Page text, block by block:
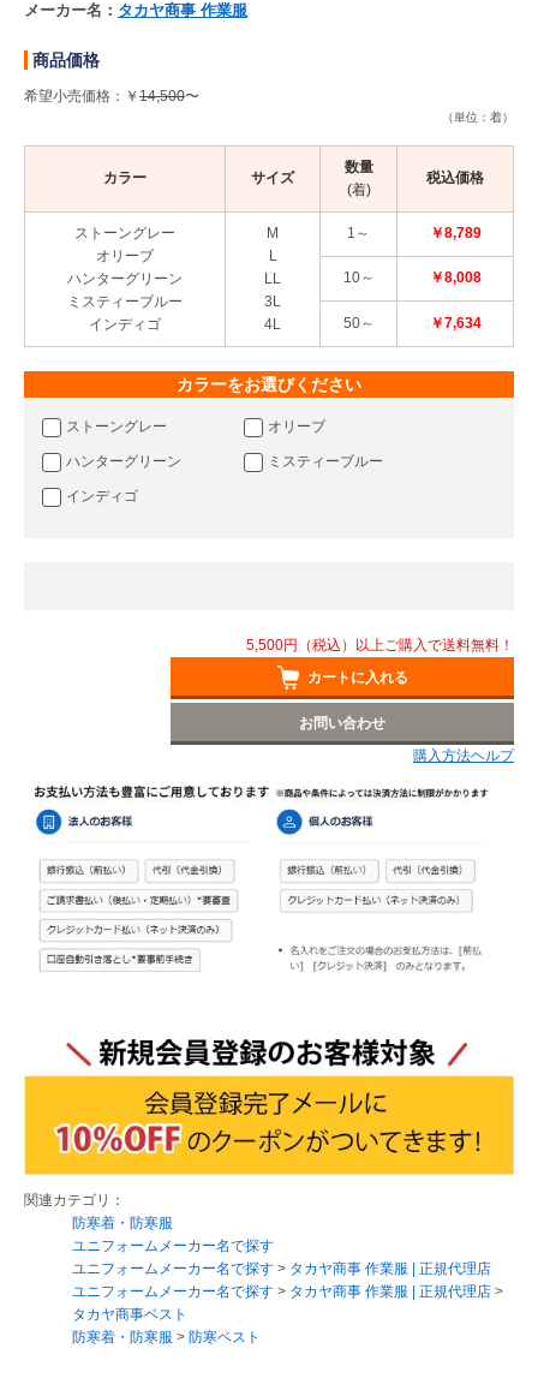
メーカー名： タカヤ商事 作業服
商品価格
希望小売価格：￥ 14,500〜
（単位：着）
カラー サイズ
数量
(着)
税込価格
ストーングレー
オリーブ
ハンターグリーン
ミスティーブルー
インディゴ
M
L
LL
3L
4L
1～ ￥8,789
10～ ￥8,008
50～ ￥7,634
カラーをお選びください
ストーングレー オリーブ
ハンターグリーン ミスティーブルー
インディゴ
5,500円（税込）以上ご購入で送料無料！
カートに入れる
お問い合わせ
購入方法ヘルプ
関連カテゴリ：
防寒着・防寒服
ユニフォームメーカー名で探す
ユニフォームメーカー名で探す > タカヤ商事 作業服 | 正規代理店
ユニフォームメーカー名で探す > タカヤ商事 作業服 | 正規代理店 >
タカヤ商事ベスト
防寒着・防寒服 > 防寒ベスト